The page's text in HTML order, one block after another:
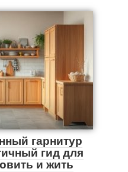
гарнитур
гид для
и жить